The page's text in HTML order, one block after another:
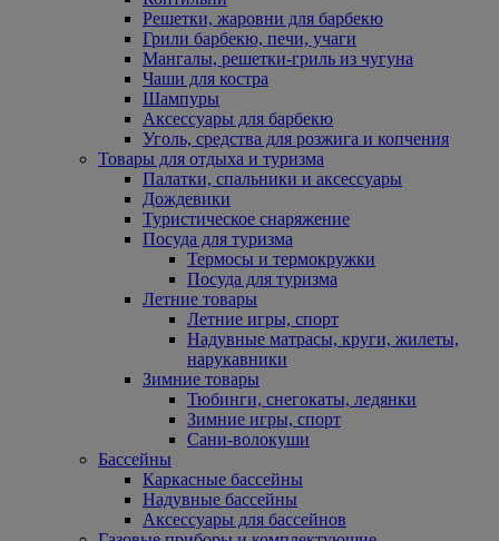
Решетки, жаровни для барбекю
Грили барбекю, печи, учаги
Мангалы, решетки-гриль из чугуна
Чаши для костра
Шампуры
Аксессуары для барбекю
Уголь, средства для розжига и копчения
Товары для отдыха и туризма
Палатки, спальники и аксессуары
Дождевики
Туристическое снаряжение
Посуда для туризма
Термосы и термокружки
Посуда для туризма
Летние товары
Летние игры, спорт
Надувные матрасы, круги, жилеты,
нарукавники
Зимние товары
Тюбинги, снегокаты, ледянки
Зимние игры, спорт
Сани-волокуши
Бассейны
Каркасные бассейны
Надувные бассейны
Аксессуары для бассейнов